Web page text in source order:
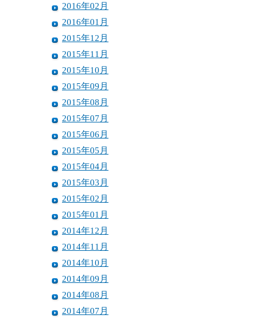
2016年02月
2016年01月
2015年12月
2015年11月
2015年10月
2015年09月
2015年08月
2015年07月
2015年06月
2015年05月
2015年04月
2015年03月
2015年02月
2015年01月
2014年12月
2014年11月
2014年10月
2014年09月
2014年08月
2014年07月